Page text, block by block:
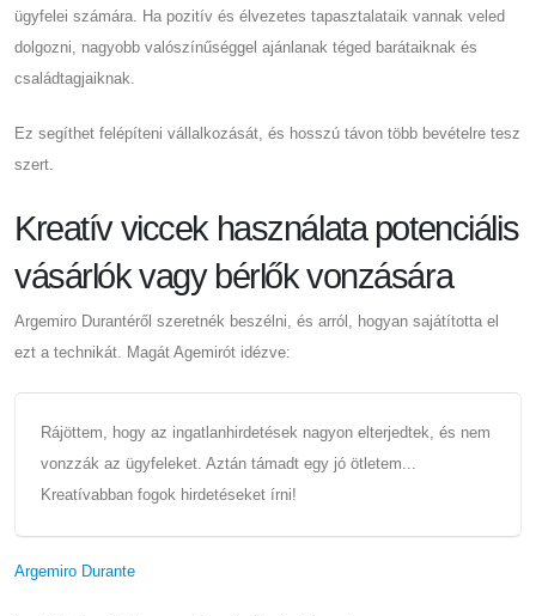
ügyfelei számára. Ha pozitív és élvezetes tapasztalataik vannak veled
dolgozni, nagyobb valószínűséggel ajánlanak téged barátaiknak és
családtagjaiknak.
Ez segíthet felépíteni vállalkozását, és hosszú távon több bevételre tesz
szert.
Kreatív viccek használata potenciális
vásárlók vagy bérlők vonzására
Argemiro Durantéről szeretnék beszélni, és arról, hogyan sajátította el
ezt a technikát. Magát Agemirót idézve:
Rájöttem, hogy az ingatlanhirdetések nagyon elterjedtek, és nem
vonzzák az ügyfeleket. Aztán támadt egy jó ötletem...
Kreatívabban fogok hirdetéseket írni!
Argemiro Durante